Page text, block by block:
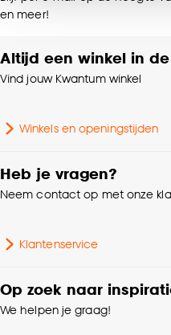
noodzakelijke cookies
accepteren door op
klikken.
Goed om te weten is
kan aanpassen, bekijk
en meer!
Altijd een winkel in
Vind jouw Kwantum winkel
Winkels en openingstijden
Heb je vragen?
Neem contact op met onze
Klantenservice
Op zoek naar
We helpen je graag!